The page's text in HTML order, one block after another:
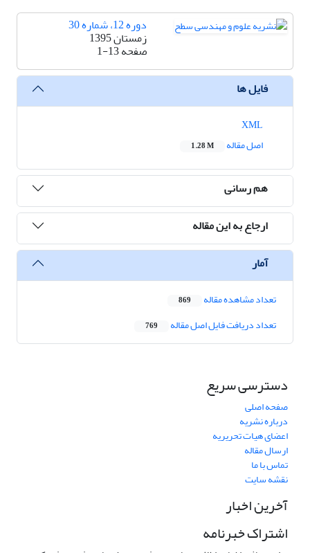
دوره 12، شماره 30
زمستان 1395
صفحه1-13
فایل ها
اصل مقاله
1.28 M
هم رسانی
ارجاع به این مقاله
آمار
تعداد مشاهده مقاله 869
تعداد دریافت فایل اصل مقاله 769
دسترسی سریع
صفحه اصلی
درباره نشریه
اعضای هیات تحریریه
ارسال مقاله
تماس با ما
نقشه سایت
آخرین اخبار
اشتراک خبرنامه